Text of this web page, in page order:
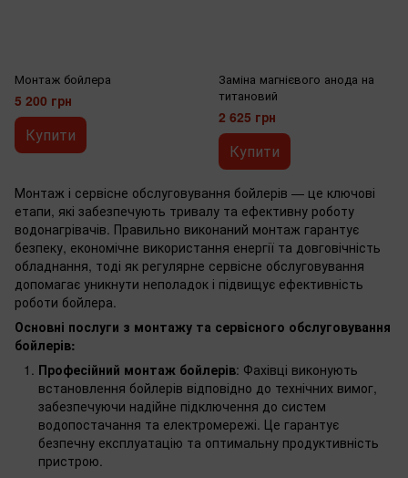
Монтаж бойлера
5 200 грн
Купити
Заміна магнієвого анода на
титановий
2 625 грн
Купити
Монтаж і сервісне обслуговування бойлерів — це ключові
етапи, які забезпечують тривалу та ефективну роботу
водонагрівачів. Правильно виконаний монтаж гарантує
безпеку, економічне використання енергії та довговічність
обладнання, тоді як регулярне сервісне обслуговування
допомагає уникнути неполадок і підвищує ефективність
роботи бойлера.
Основні послуги з монтажу та сервісного обслуговування
бойлерів:
Професійний монтаж бойлерів: Фахівці виконують
встановлення бойлерів відповідно до технічних вимог,
забезпечуючи надійне підключення до систем
водопостачання та електромережі. Це гарантує
безпечну експлуатацію та оптимальну продуктивність
пристрою.